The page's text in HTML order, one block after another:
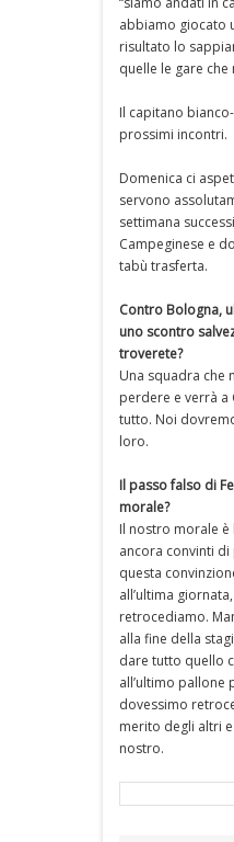
abbiamo giocato
risultato lo
quelle le gare che
Il capitano
prossimi incontri.
Domenica ci
servono
settimana
Campeginese e
tabù trasferta.
Contro Bologna,
uno scontro
troverete?
Una squadra che
perdere e verrà a
tutto. Noi
loro.
Il passo falso di
morale?
Il nostro morale
ancora convinti
questa
all’ultima
retrocediamo.
alla fine della
dare tutto quello
all’ultimo pallone
dovessimo
merito degli altri
nostro.